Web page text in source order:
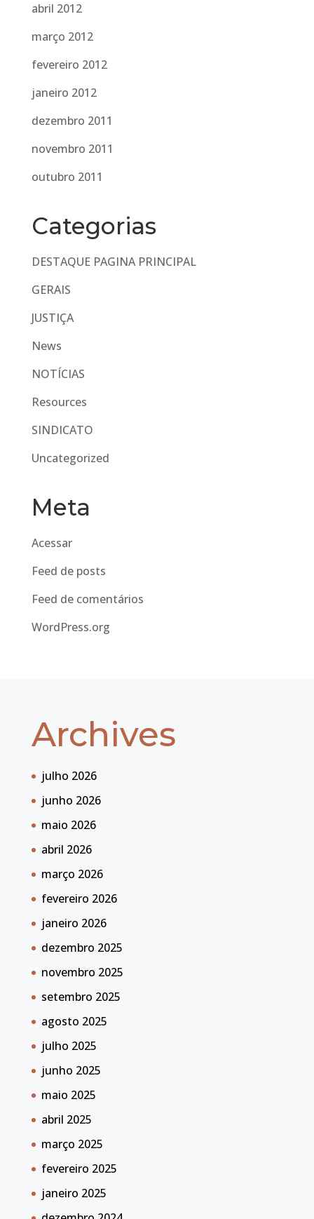
abril 2012
março 2012
fevereiro 2012
janeiro 2012
dezembro 2011
novembro 2011
outubro 2011
Categorias
DESTAQUE PAGINA PRINCIPAL
GERAIS
JUSTIÇA
News
NOTÍCIAS
Resources
SINDICATO
Uncategorized
Meta
Acessar
Feed de posts
Feed de comentários
WordPress.org
Archives
julho 2026
junho 2026
maio 2026
abril 2026
março 2026
fevereiro 2026
janeiro 2026
dezembro 2025
novembro 2025
setembro 2025
agosto 2025
julho 2025
junho 2025
maio 2025
abril 2025
março 2025
fevereiro 2025
janeiro 2025